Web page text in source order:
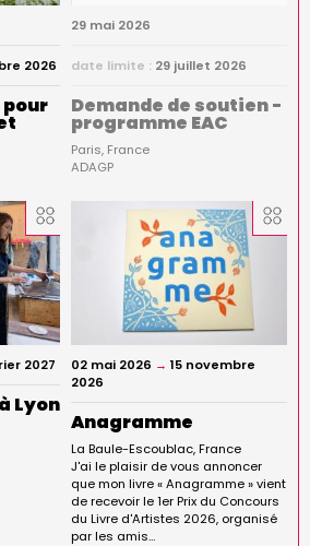
2026
29 mai 2026
date limite : 29 juillet 2026
Demande de soutien -
programme EAC
Paris France
ADAGP
2027
Lyon
02 mai 2026 → 15 novembre
2026
Anagramme
La Baule-Escoublac France
J'ai le plaisir de vous annoncer
que mon livre « Anagramme » vient
de recevoir le 1er Prix du Concours
du Livre d'Artistes 2026, organisé
par les amis…